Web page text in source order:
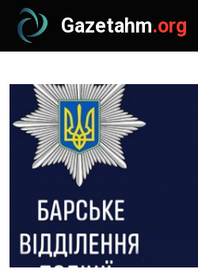
Gazetahm.org